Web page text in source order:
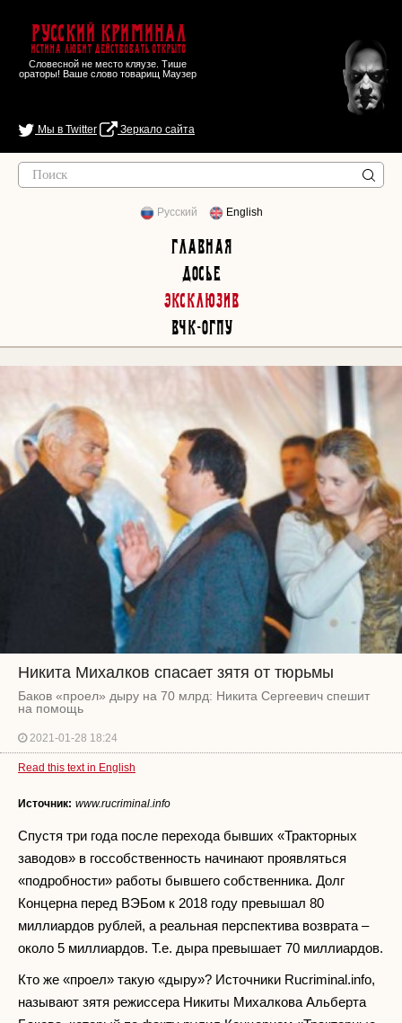
Русский Криминал
Истина любит действовать открыто
Словесной не место кляузе. Тише
ораторы! Ваше слово товарищ Маузер
Мы в Twitter Зеркало сайта
Русский English
Главная
Досье
Эксклюзив
ВЧК-ОГПУ
Никита Михалков спасает зятя от тюрьмы
Баков «проел» дыру на 70 млрд: Никита Сергеевич спешит
на помощь
2021-01-28 18:24
Read this text in English
Источник: www.rucriminal.info
Спустя три года после перехода бывших «Тракторных
заводов» в госсобственность начинают проявляться
«подробности» работы бывшего собственника. Долг
Концерна перед ВЭБом к 2018 году превышал 80
миллиардов рублей, а реальная перспектива возврата –
около 5 миллиардов. Т.е. дыра превышает 70 миллиардов.
Кто же «проел» такую «дыру»? Источники Rucriminal.info,
называют зятя режиссера Никиты Михалкова Альберта